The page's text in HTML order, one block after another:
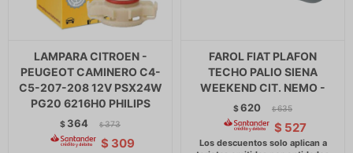
LAMPARA CITROEN -
PEUGEOT CAMINERO C4-
C5-207-208 12V PSX24W
PG20 6216H0 PHILIPS
$ 364 $ 373
$ 309
FAROL FIAT PLAFON
TECHO PALIO SIENA
WEEKEND CIT. NEMO -
$620 $ 635
$ 527